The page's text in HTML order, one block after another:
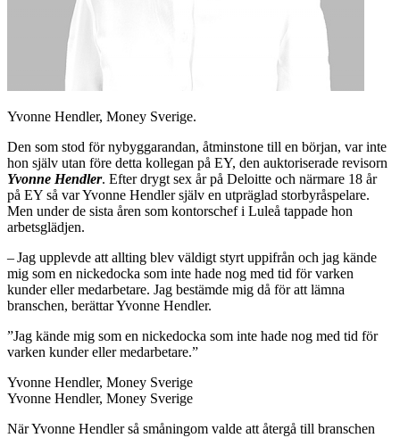
Yvonne Hendler, Money Sverige.
Den som stod för nybyggarandan, åtminstone till en början, var inte
hon själv utan före detta kollegan på EY, den auktoriserade revisorn
Yvonne Hendler. Efter drygt sex år på Deloitte och närmare 18 år
på EY så var Yvonne Hendler själv en utpräglad storbyråspelare.
Men under de sista åren som kontorschef i Luleå tappade hon
arbetsglädjen.
– Jag upplevde att allting blev väldigt styrt uppifrån och jag kände
mig som en nickedocka som inte hade nog med tid för varken
kunder eller medarbetare. Jag bestämde mig då för att lämna
branschen, berättar Yvonne Hendler.
”Jag kände mig som en nickedocka som inte hade nog med tid för
varken kunder ­eller medarbetare.”
Yvonne Hendler, Money Sverige
Yvonne Hendler, Money Sverige
När Yvonne Hendler så småningom valde att återgå till branschen